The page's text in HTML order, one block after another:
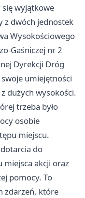
się wyjątkowe
z dwóch jednostek
Wysokościowego
Gaśniczej nr 2
Dyrekcji Dróg
umiejętności
dużych wysokości.
trzeba było
osobie
miejscu.
do
miejsca akcji oraz
pomocy. To
zdarzeń, które